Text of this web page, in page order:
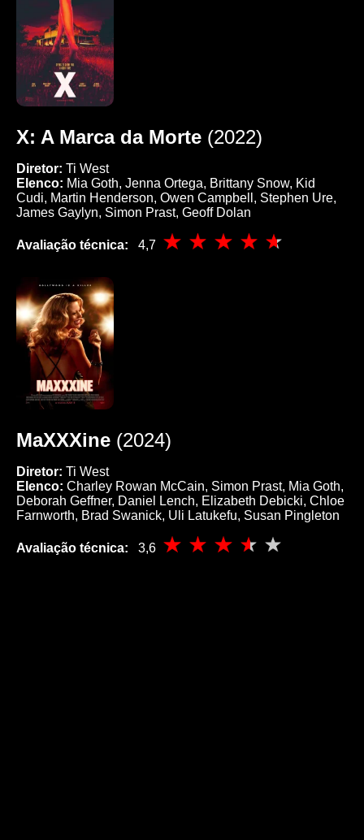
X: A Marca da Morte (2022)
Diretor: Ti West
Elenco: Mia Goth, Jenna Ortega, Brittany Snow, Kid
Cudi, Martin Henderson, Owen Campbell, Stephen Ure,
James Gaylyn, Simon Prast, Geoff Dolan
Avaliação técnica: 4,7
MaXXXine (2024)
Diretor: Ti West
Elenco: Charley Rowan McCain, Simon Prast, Mia Goth,
Deborah Geffner, Daniel Lench, Elizabeth Debicki, Chloe
Farnworth, Brad Swanick, Uli Latukefu, Susan Pingleton
Avaliação técnica: 3,6